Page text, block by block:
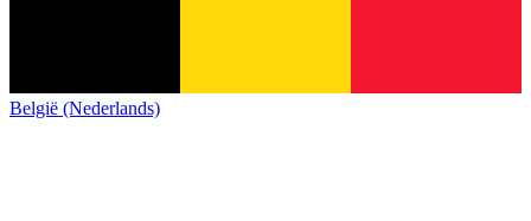
België (Nederlands)